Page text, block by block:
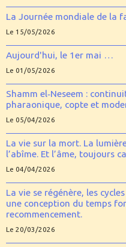
La Journée mondiale de la
Le 15/05/2026
Aujourd'hui, le 1er mai …
Le 01/05/2026
Shamm el‑Neseem :
pharaonique, copte et
Le 05/04/2026
La vie sur la mort. La
l’abîme. Et l’âme, toujours
Le 04/04/2026
La vie se régénère, les
une conception du temps
recommencement.
Le 20/03/2026